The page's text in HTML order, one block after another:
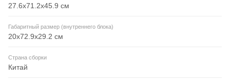
27.6x71.2x45.9 см
Габаритный размер (внутреннего блока)
20x72.9x29.2 см
Страна сборки
Китай